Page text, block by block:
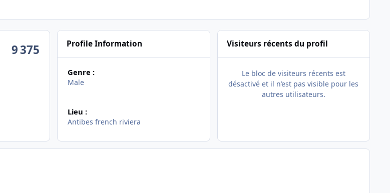
9 375 Profile Information
Genre :
Male
Lieu :
Antibes french riviera
Visiteurs récents du profil
Le bloc de visiteurs récents est
désactivé et il n’est pas visible pour les
autres utilisateurs.